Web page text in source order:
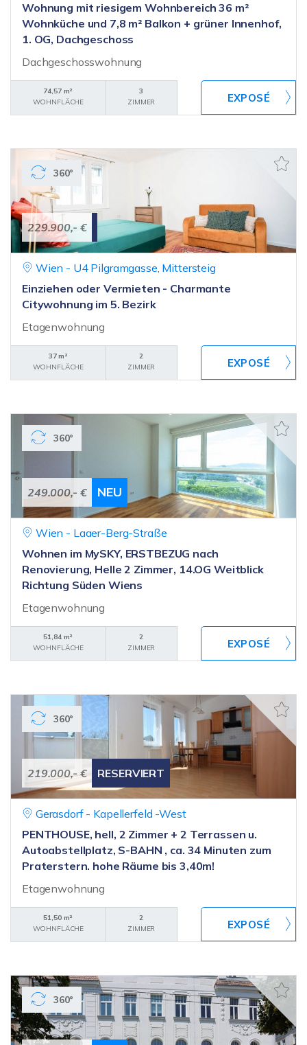
Wohnung mit riesigem Wohnbereich 36 m²
Wohnküche und 7,8 m² Balkon + grüner Innenhof,
1. OG, Dachgeschoss
Dachgeschosswohnung
74,57 m²
WOHNFLÄCHE
3
ZIMMER
229.900,- €
360°
Wien - U4 Pilgramgasse, Mittersteig
Einziehen oder Vermieten - Charmante
Citywohnung im 5. Bezirk
Etagenwohnung
37 m²
WOHNFLÄCHE
2
ZIMMER
249.000,- € NEU
360°
Wien - Laaer-Berg-Straße
Wohnen im MySKY, ERSTBEZUG nach
Renovierung, Helle 2 Zimmer, 14.OG Weitblick
Richtung Süden Wiens
Etagenwohnung
51,84 m²
WOHNFLÄCHE
2
ZIMMER
219.000,- € RESERVIERT
360°
Gerasdorf - Kapellerfeld -West
PENTHOUSE, hell, 2 Zimmer + 2 Terrassen u.
Autoabstellplatz, S-BAHN , ca. 34 Minuten zum
Praterstern. hohe Räume bis 3,40m!
Etagenwohnung
51,50 m²
WOHNFLÄCHE
2
ZIMMER
360°